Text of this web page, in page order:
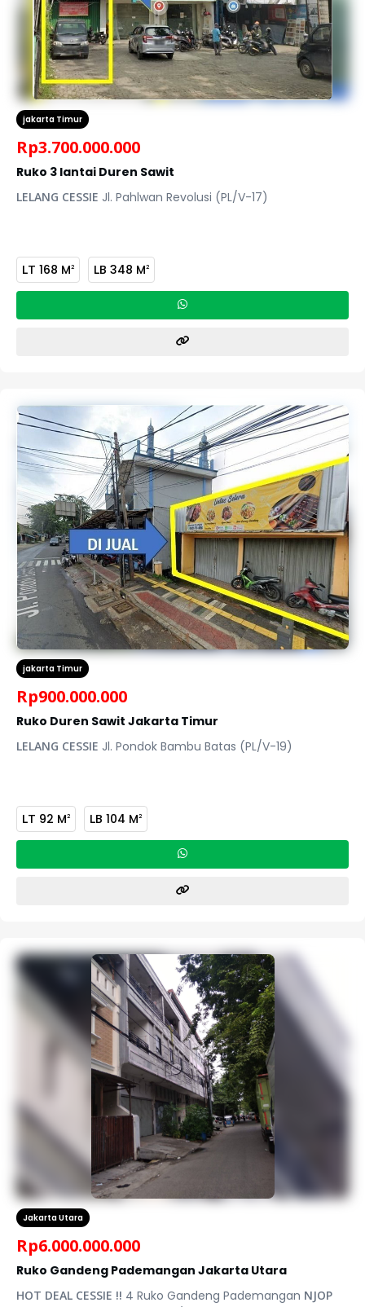
jakarta Timur
Rp3.700.000.000
Ruko 3 lantai Duren Sawit
LELANG CESSIE Jl. Pahlwan Revolusi (PL/V-17)
LT 168 M2 LB 348 M2
jakarta Timur
Rp900.000.000
Ruko Duren Sawit Jakarta Timur
LELANG CESSIE Jl. Pondok Bambu Batas (PL/V-19)
LT 92 M2 LB 104 M2
Jakarta Utara
Rp6.000.000.000
Ruko Gandeng Pademangan Jakarta Utara
HOT DEAL CESSIE !! 4 Ruko Gandeng Pademangan NJOP